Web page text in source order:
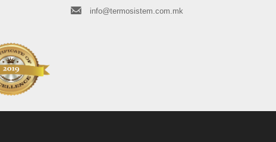
info@termosistem.com.mk